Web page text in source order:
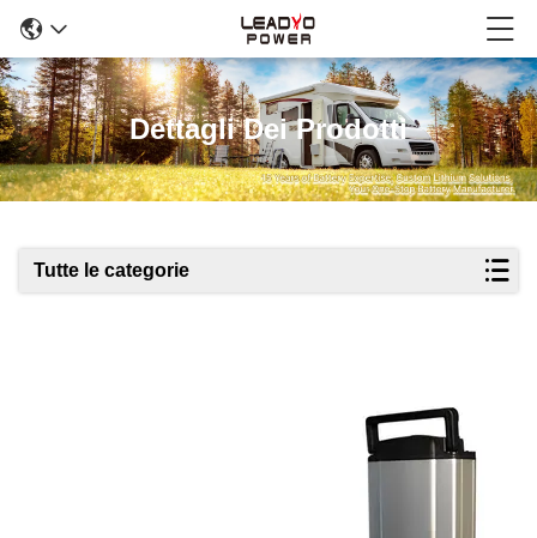
Dettagli Dei Prodotti
Tutte le categorie